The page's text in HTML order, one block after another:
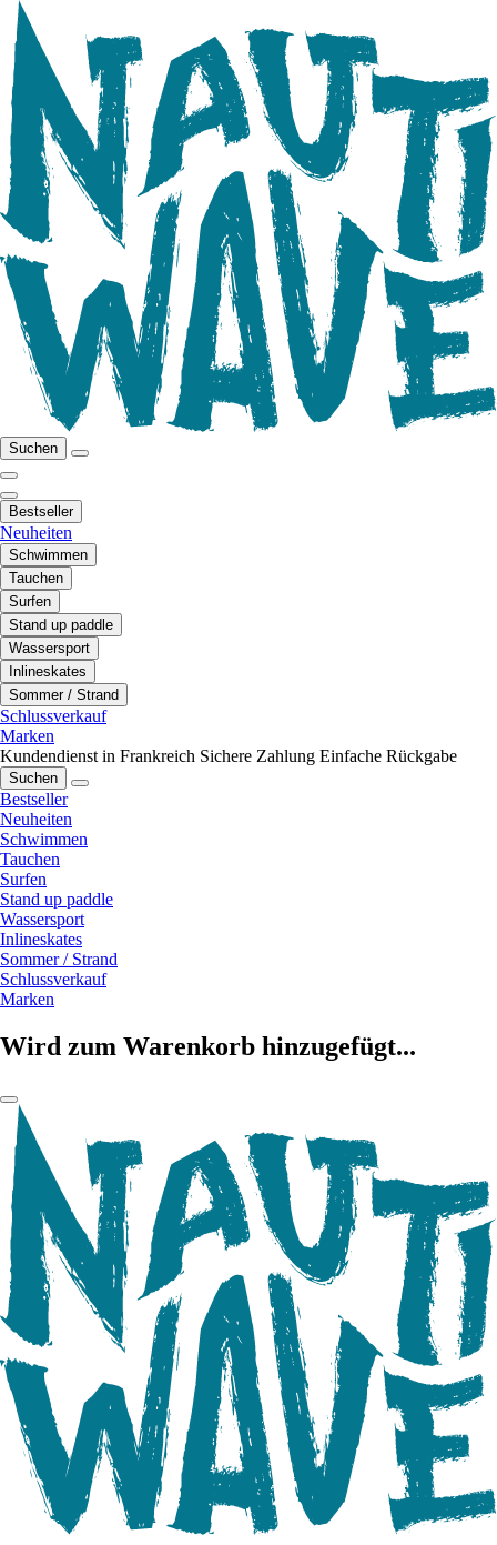
Suchen
Bestseller
Neuheiten
Schwimmen
Tauchen
Surfen
Stand up paddle
Wassersport
Inlineskates
Sommer / Strand
Schlussverkauf
Marken
Kundendienst in Frankreich Sichere Zahlung Einfache Rückgabe
Suchen
Bestseller
Neuheiten
Schwimmen
Tauchen
Surfen
Stand up paddle
Wassersport
Inlineskates
Sommer / Strand
Schlussverkauf
Marken
Wird zum Warenkorb hinzugefügt...